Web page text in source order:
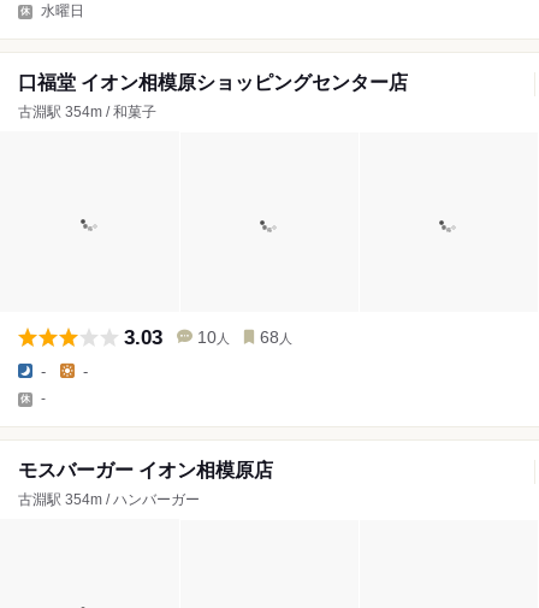
水曜日
口福堂 イオン相模原ショッピングセンター店
古淵駅 354m / 和菓子
3.03 10 人 68 人
- -
-
モスバーガー イオン相模原店
古淵駅 354m / ハンバーガー